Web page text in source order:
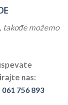
takođe možemo
nas:
061 756 893